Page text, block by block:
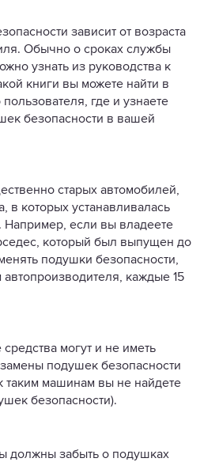
зависит от возраста
Обычно о сроках службы
узнать из руководства к
книги вы можете найти в
где и узнаете
безопасности в вашей
старых автомобилей,
в которых устанавливалась
Например, если вы владеете
который был выпущен до
подушки безопасности,
каждые 15
могут и не иметь
подушек безопасности
таким машинам вы не найдете
безопасности).
должны забыть о подушках